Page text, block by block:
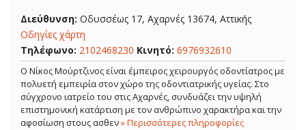
Διεύθυνση: Οδυσσέως 17, Αχαρνές 13674, Αττικής
Οδηγίες χάρτη
Τηλέφωνο: 2102468230 Κινητό: 6976932610
Ο Νίκος Μούρτζινος είναι έμπειρος χειρουργός οδοντίατρος με
πολυετή εμπειρία στον χώρο της οδοντιατρικής υγείας. Στο
σύγχρονο ιατρείο του στις Αχαρνές, συνδυάζει την υψηλή
επιστημονική κατάρτιση με τον ανθρώπινο χαρακτήρα και την
αφοσίωση στους ασθεν» Περισσότερες πληροφορίες